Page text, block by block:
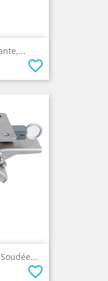
favorite_border
favorite_border